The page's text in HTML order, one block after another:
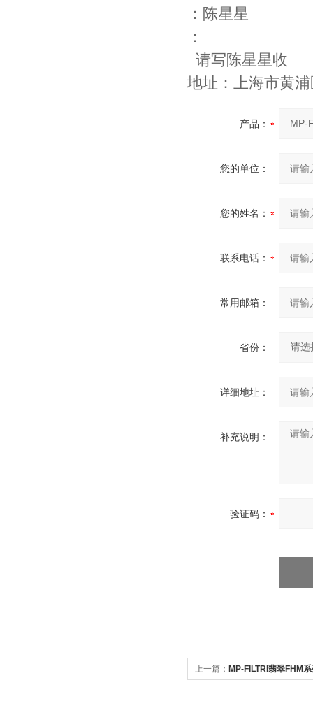
：陈星星
：
请写陈星星收
地址：上海市黄
产品：
您的单位：
您的姓名：
联系电话：
常用邮箱：
省份：
详细地址：
补充说明：
验证码：
上一篇： MP-FILTRI翡翠FHM